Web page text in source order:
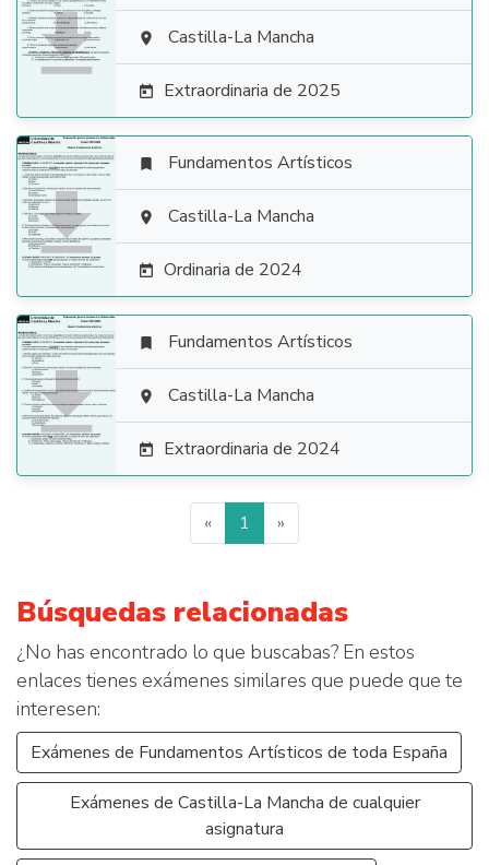
  Castilla-La Mancha
 Extraordinaria de 2025

 Fundamentos Artísticos
 Castilla-La Mancha
 Ordinaria de 2024

 Fundamentos Artísticos
 Castilla-La Mancha
 Extraordinaria de 2024
« 1 »
Búsquedas relacionadas
¿No has encontrado lo que buscabas? En estos
enlaces tienes exámenes similares que puede que te
interesen:
Exámenes de Fundamentos Artísticos de toda España
Exámenes de Castilla-La Mancha de cualquier
asignatura